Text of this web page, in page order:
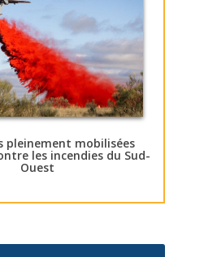
pleinement mobilisées
les incendies du Sud-
Ouest